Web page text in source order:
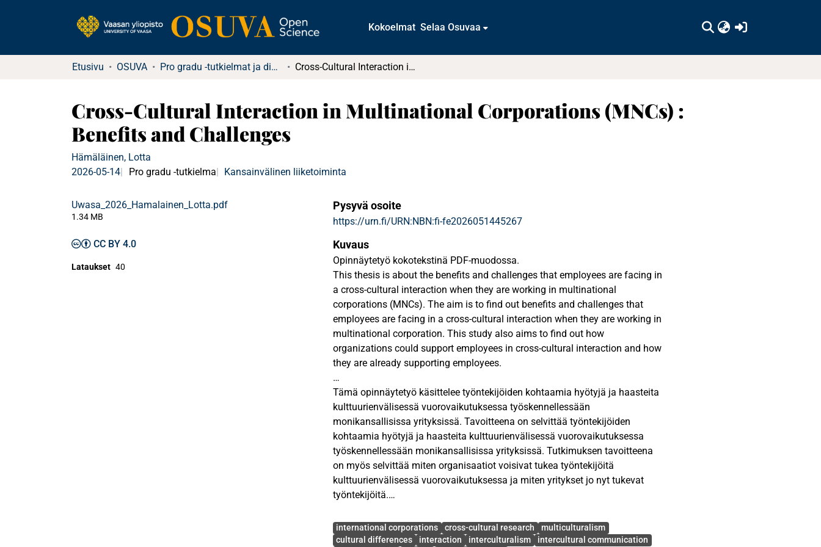
Kokoelmat Selaa Osuvaa
Etusivu OSUVA Pro gradu -tutkielmat ja diplomityöt Cross-Cultural Interaction in Multinational Corporations (MNCs) : Benefits and Challenges
Cross-Cultural Interaction in Multinational Corporations (MNCs) :
Benefits and Challenges
Hämäläinen, Lotta
2026-05-14
Pro gradu -tutkielma Kansainvälinen liiketoiminta
Uwasa_2026_Hamalainen_Lotta.pdf
1.34 MB
CC BY 4.0
Lataukset 40
Pysyvä osoite
https://urn.fi/URN:NBN:fi-fe2026051445267
Kuvaus
Opinnäytetyö kokotekstinä PDF-muodossa.
This thesis is about the benefits and challenges that employees are facing in
a cross-cultural interaction when they are working in multinational
corporations (MNCs). The aim is to find out benefits and challenges that
employees are facing in a cross-cultural interaction when they are working in
multinational corporation. This study also aims to find out how
organizations could support employees in cross-cultural interaction and how
they are already supporting employees.
The research was made as a qualitative study, and data was collected
through a structured online questionnaire. The sample was totally twelve
people with different background. Respondents were from different
countries, different cultures and different age. Connecting factor of the
sample was that all participants were working in MNCs.
As a theoretical framework Hofstede’s Cultural Dimensions Theory and Ting-
Toomey’s Face Negotiation Theory were used. These theories were providing
All in all, employees felt that they gain multiple benefits through cross-
Tämä opinnäytetyö käsittelee työntekijöiden kohtaamia hyötyjä ja haasteita
kulttuurienvälisessä vuorovaikutuksessa työskennellessään
monikansallisissa yrityksissä. Tavoitteena on selvittää työntekijöiden
kohtaamia hyötyjä ja haasteita kulttuurienvälisessä vuorovaikutuksessa
työskennellessään monikansallisissa yrityksissä. Tutkimuksen tavoitteena
on myös selvittää miten organisaatiot voisivat tukea työntekijöitä
kulttuurienvälisessä vuorovaikutuksessa ja miten yritykset jo nyt tukevat
työntekijöitä.
Tutkimus toteutettiin laadullisena tutkimuksena ja tiedot kerättiin
strukturoidun verkkokyselyn avulla. Otos koostui yhteensä kahdestatoista
Avainsanat
international corporations cross-cultural research
multiculturalism
cultural differences
interaction interculturalism
intercultural communication